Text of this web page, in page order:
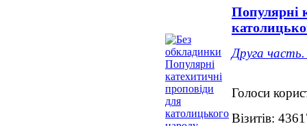
Популярні
Друга
Голоси
Візитів: